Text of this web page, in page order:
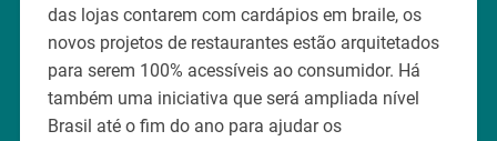
das lojas contarem com cardápios em braile, os
novos projetos de restaurantes estão arquitetados
para serem 100% acessíveis ao consumidor. Há
também uma iniciativa que será ampliada nível
Brasil até o fim do ano para ajudar os